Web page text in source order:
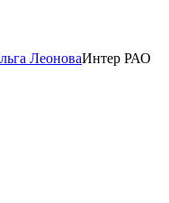
ЛеоноваИнтер РАО